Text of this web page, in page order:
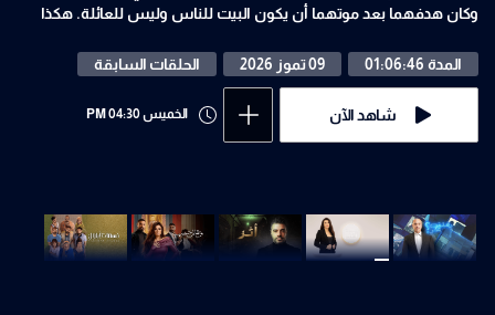
وكان هدفهما بعد موتهما أن يكون البيت للناس وليس للعائلة. هكذا
إن في الماضي كان كتّاب ومسرحيون يجتمعون فيه وكان ملتقى ثقافي.
فلذلك اسم البرنامج يحمل اسم البيت وقد شيد هذا المنزل على فترات
وسنوات جزءاً بعد جزء وكان دائماً هدفهما أن يكون متحفاُ وليس بيتاً
المدة 01:06:46 09 تموز 2026 الحلقات السابقة
شاهد الآن الخميس 04:30 PM